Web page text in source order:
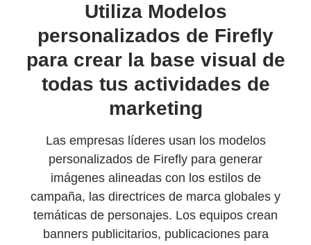
Utiliza Modelos
personalizados de Firefly
para crear la base visual de
todas tus actividades de
marketing
Las empresas líderes usan los modelos
personalizados de Firefly para generar
imágenes alineadas con los estilos de
campaña, las directrices de marca globales y
temáticas de personajes. Los equipos crean
banners publicitarios, publicaciones para